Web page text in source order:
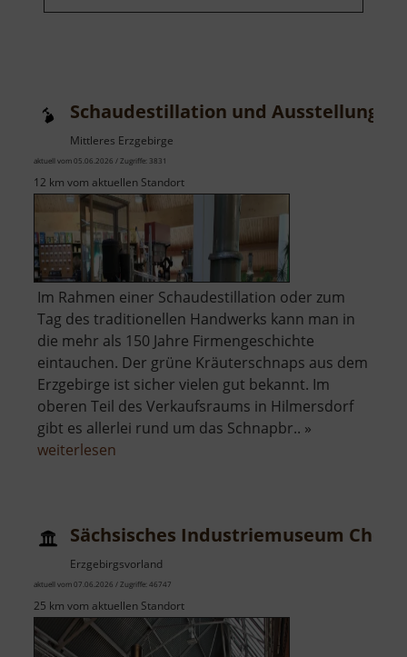
Schaudestillation und Ausstellung
Mittleres Erzgebirge
aktuell vom 05.06.2026 / Zugriffe: 3831
12 km vom aktuellen Standort
Im Rahmen einer Schaudestillation oder zum
Tag des traditionellen Handwerks kann man in
die mehr als 150 Jahre Firmengeschichte
eintauchen. Der grüne Kräuterschnaps aus dem
Erzgebirge ist sicher vielen gut bekannt. Im
oberen Teil des Verkaufsraums in Hilmersdorf
gibt es allerlei rund um das Schnapbr.. »
weiterlesen
Lauterbacher
Tropfen
Sächsisches Industriemuseum
Erzgebirgsvorland
aktuell vom 07.06.2026 / Zugriffe: 46747
25 km vom aktuellen Standort